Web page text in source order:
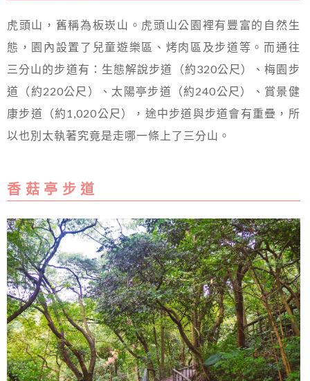
虎頭山，舊稱為板崁山。虎頭山公園裡有豐富的自然生
態，園內設置了兒童遊樂區、烤肉區及步道等。而通往
三分山的步道有：生態解說步道（約320公尺）、梅園步
道（約220公尺）、太陽亭步道（約240公尺）、賞景健
康步道（約1,020公尺），途中步道與步道會有重疊，所
以也別太執著究竟是走哪一條上了三分山。
香 菇 亭 步 道